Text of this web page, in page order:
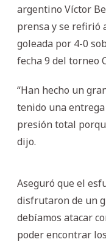
argentino Víctor
prensa y se refirió
goleada por 4-0
fecha 9 del torneo
“Han hecho un
tenido una
presión total
dijo.
Aseguró que el
disfrutaron de un
debíamos atacar
poder encontrar